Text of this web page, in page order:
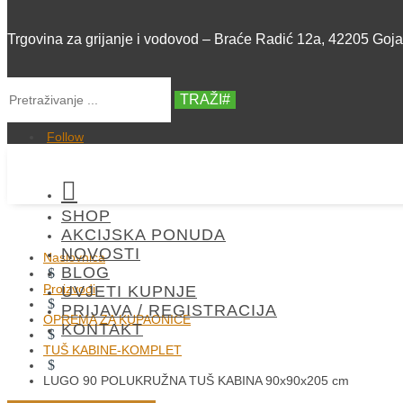
Trgovina za grijanje i vodovod – Braće Radić 12a, 42205
TRAŽI
Follow

SHOP
AKCIJSKA PONUDA
NOVOSTI
BLOG
UVJETI KUPNJE
PRIJAVA / REGISTRACIJA
KONTAKT
Naslovnica
$
Proizvodi
$
OPREMA ZA KUPAONICE
$
TUŠ KABINE-KOMPLET
$
LUGO 90 POLUKRUŽNA TUŠ KABINA 90x90x205 cm